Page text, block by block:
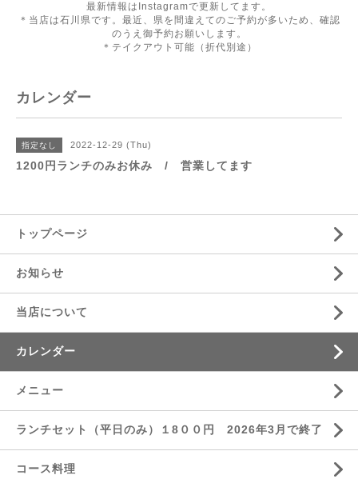
最新情報はInstagramで更新してます。
＊当店は石川県です。最近、県を間違えてのご予約が多いため、確認
のうえ御予約お願いします。
＊テイクアウト可能（折代別途）
カレンダー
指定なし 2022-12-29 (Thu)
1200円ランチのみお休み / 営業してます
トップページ
お知らせ
当店について
カレンダー
メニュー
ランチセット（平日のみ）１8００円 2026年3月で終了
コース料理